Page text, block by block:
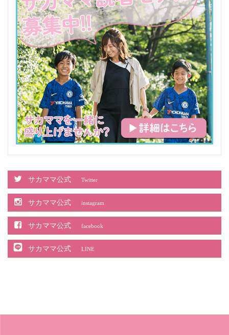
サカママ公式 Twitter
サカママ公式 instagram
サカママ公式 facebook
サカママ公式 LINE